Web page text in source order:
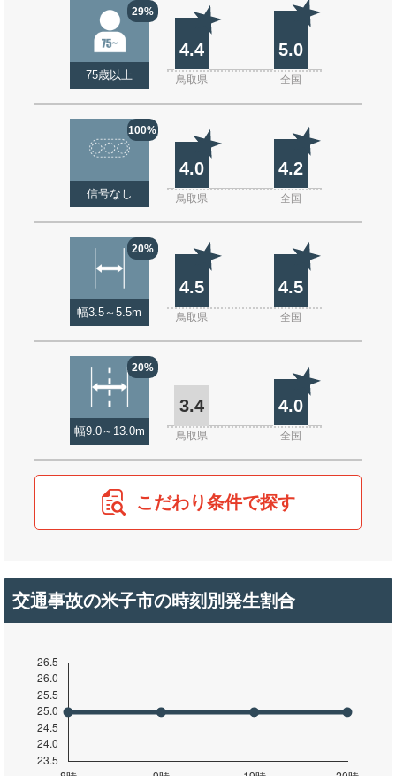
29%
75歳以上
4.4 5.0
鳥取県 全国
100%
信号なし
4.0 4.2
鳥取県 全国
20%
幅3.5～5.5m
4.5 4.5
鳥取県 全国
20%
幅9.0～13.0m
3.4 4.0
鳥取県 全国
こだわり条件で探す
交通事故の米子市の時刻別発生割合